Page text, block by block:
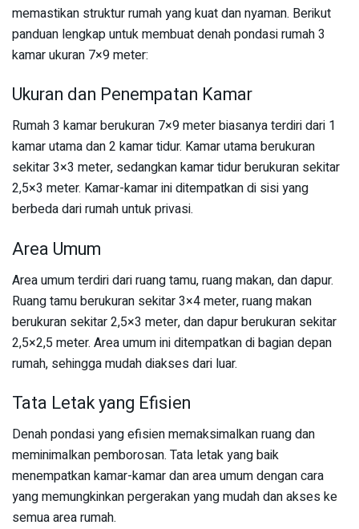
memastikan struktur rumah yang kuat dan nyaman. Berikut
panduan lengkap untuk membuat denah pondasi rumah 3
kamar ukuran 7×9 meter:
Ukuran dan Penempatan Kamar
Rumah 3 kamar berukuran 7×9 meter biasanya terdiri dari 1
kamar utama dan 2 kamar tidur. Kamar utama berukuran
sekitar 3×3 meter, sedangkan kamar tidur berukuran sekitar
2,5×3 meter. Kamar-kamar ini ditempatkan di sisi yang
berbeda dari rumah untuk privasi.
Area Umum
Area umum terdiri dari ruang tamu, ruang makan, dan dapur.
Ruang tamu berukuran sekitar 3×4 meter, ruang makan
berukuran sekitar 2,5×3 meter, dan dapur berukuran sekitar
2,5×2,5 meter. Area umum ini ditempatkan di bagian depan
rumah, sehingga mudah diakses dari luar.
Tata Letak yang Efisien
Denah pondasi yang efisien memaksimalkan ruang dan
meminimalkan pemborosan. Tata letak yang baik
menempatkan kamar-kamar dan area umum dengan cara
yang memungkinkan pergerakan yang mudah dan akses ke
semua area rumah.